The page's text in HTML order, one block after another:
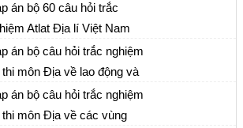
án bộ 60 câu hỏi trắc
Atlat Địa lí Việt Nam
án bộ câu hỏi trắc nghiệm
thi môn Địa về lao động và
làm
án bộ câu hỏi trắc nghiệm
thi môn Địa về các vùng